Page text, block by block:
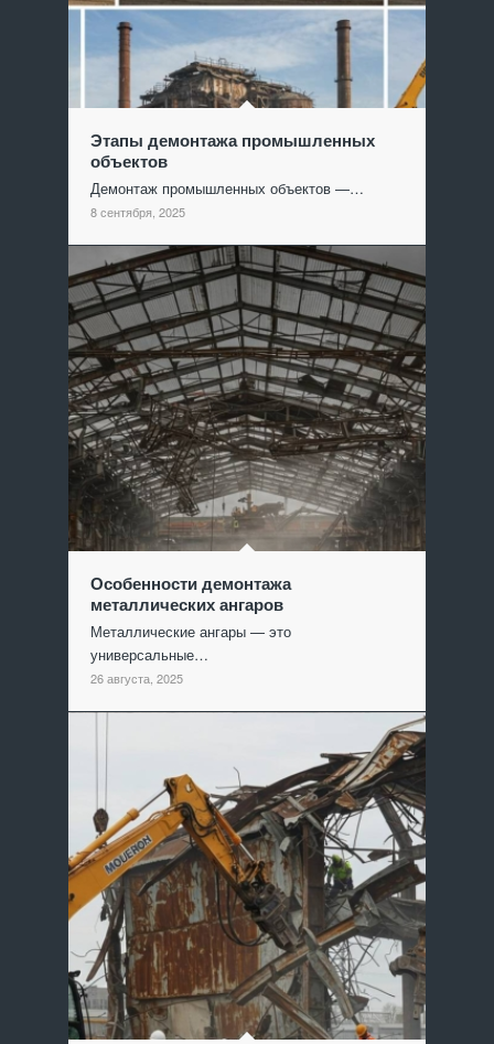
Этапы демонтажа промышленных
объектов
Демонтаж промышленных объектов —…
8 сентября, 2025
Особенности демонтажа
металлических ангаров
Металлические ангары — это
универсальные…
26 августа, 2025